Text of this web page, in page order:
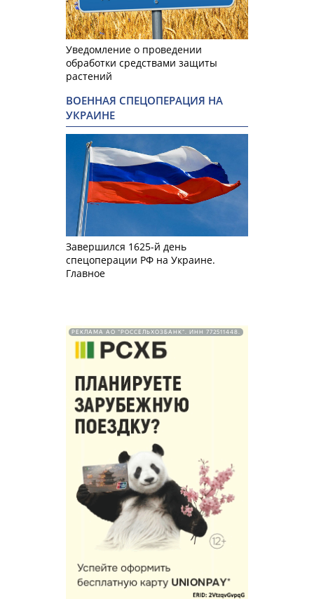
Уведомление о проведении
обработки средствами защиты
растений
ВОЕННАЯ СПЕЦОПЕРАЦИЯ НА
УКРАИНЕ
Завершился 1625-й день
спецоперации РФ на Украине.
Главное
РЕКЛАМА АО "РОССЕЛЬХОЗБАНК". ИНН 772511448.